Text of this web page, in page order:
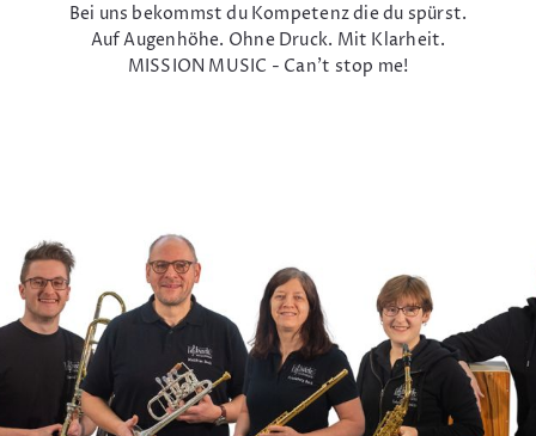
Bei uns bekommst du Kompetenz die du spürst.
Auf Augenhöhe. Ohne Druck. Mit Klarheit.
MISSION MUSIC - Can't stop me!